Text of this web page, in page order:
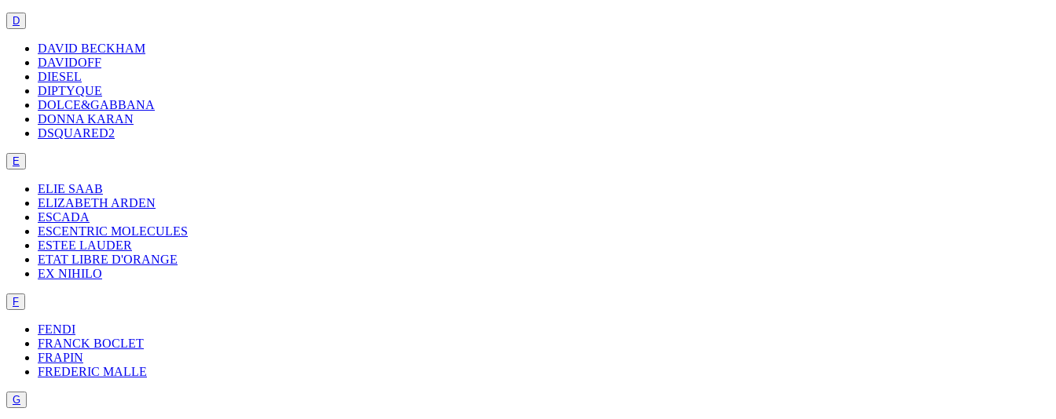
D
DAVID BECKHAM
DAVIDOFF
DIESEL
DIPTYQUE
DOLCE&GABBANA
DONNA KARAN
DSQUARED2
E
ELIE SAAB
ELIZABETH ARDEN
ESCADA
ESCENTRIC MOLECULES
ESTEE LAUDER
ETAT LIBRE D'ORANGE
EX NIHILO
F
FENDI
FRANCK BOCLET
FRAPIN
FREDERIC MALLE
G